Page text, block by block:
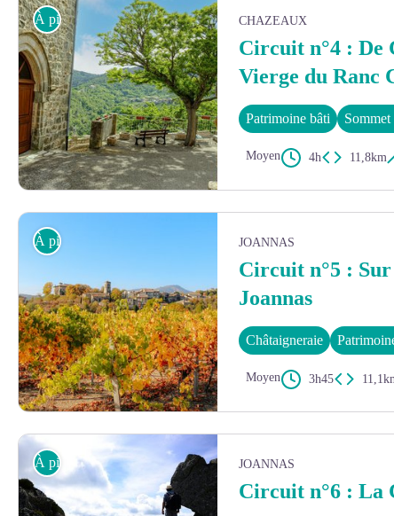
À pied CHAZEAUX
Circuit n°4 : De
Vierge du Ranc
Patrimoine bâti
Moyen 4h 11,8km
À pied JOANNAS
Circuit n°5 : Sur
Joannas
Châtaigneraie
Moyen 3h45
À pied JOANNAS
Circuit n°6 : La